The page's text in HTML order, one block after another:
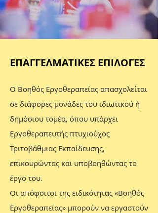
ΕΠΑΓΓΕΛΜΑΤΙΚΕΣ ΕΠΙΛΟΓΕΣ
Ο Βοηθός Εργοθεραπείας απασχολείται
σε διάφορες μονάδες του ιδιωτικού ή
δημόσιου τομέα, όπου υπάρχει
Εργοθεραπευτής πτυχιούχος
Τριτοβάθμιας Εκπαίδευσης,
επικουρώντας και υποβοηθώντας το
έργο του.
Οι απόφοιτοι της ειδικότητας «Βοηθός
Εργοθεραπείας» µπορούν να εργαστούν